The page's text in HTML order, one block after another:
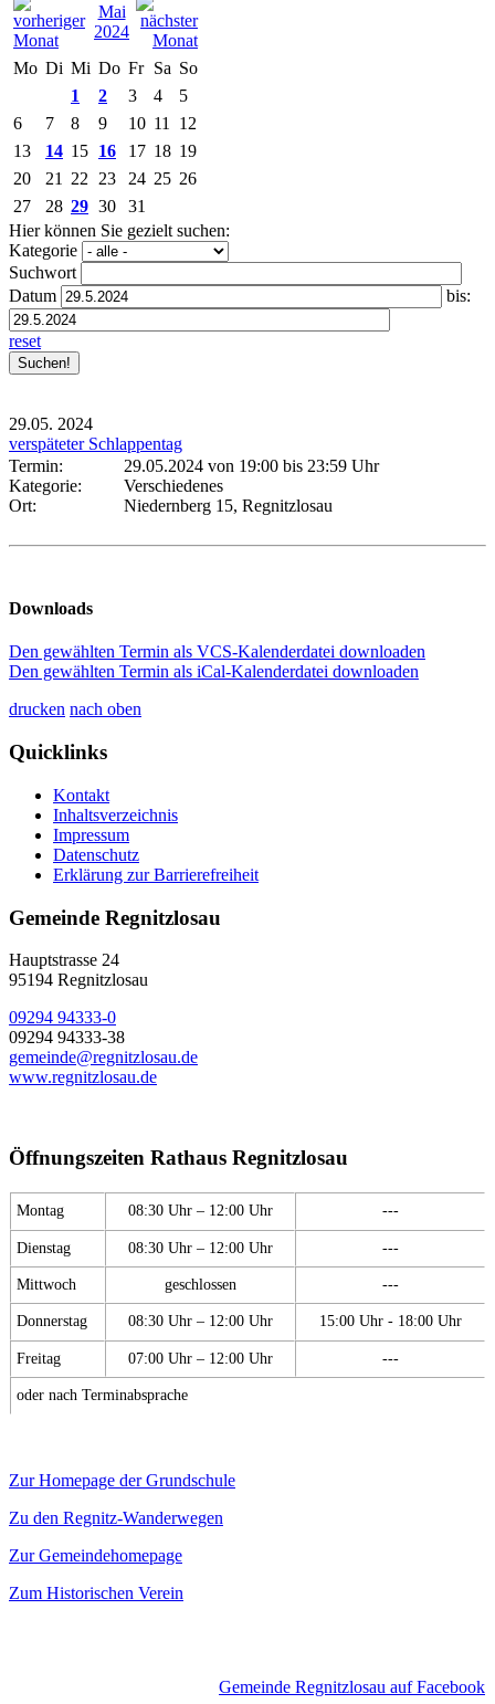
Mai
2024
Mo Di Mi Do Fr Sa So
1
2 3 4
5
6
7 8 9 10 11
12
13
14 15 16 17 18 19
20
21 22 23 24 25 26
27
28 29 30
31
Hier können Sie gezielt suchen:
Kategorie
Suchwort
Datum
bis:
reset
29.05. 2024
verspäteter Schlappentag
Termin:
29.05.2024 von 19:00 bis 23:59 Uhr
Kategorie:
Verschiedenes
Ort:
Niedernberg 15, Regnitzlosau
Downloads
Den gewählten Termin als VCS-Kalenderdatei downloaden
Den gewählten Termin als iCal-Kalenderdatei downloaden
drucken nach oben
Quicklinks
Kontakt
Inhaltsverzeichnis
Impressum
Datenschutz
Erklärung zur Barrierefreiheit
Gemeinde Regnitzlosau
Hauptstrasse 24
95194 Regnitzlosau
09294 94333-0
09294 94333-38
gemeinde@regnitzlosau.de
www.regnitzlosau.de
Öffnungszeiten Rathaus Regnitzlosau
Montag 08:30 Uhr – 12:00 Uhr ---
Dienstag 08:30 Uhr – 12:00 Uhr ---
Mittwoch geschlossen ---
Donnerstag 08:30 Uhr – 12:00 Uhr 15:00 Uhr - 18:00 Uhr
Freitag 07:00 Uhr – 12:00 Uhr ---
oder nach Terminabsprache
Zur Homepage der Grundschule
Zu den Regnitz-Wanderwegen
Zur Gemeindehomepage
Zum Historischen Verein
Gemeinde Regnitzlosau auf Facebook